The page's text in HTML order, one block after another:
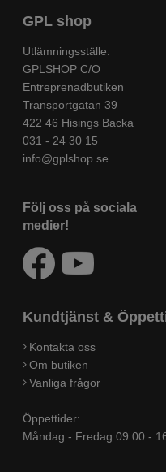
GPL shop
Utlämningsställe:
GPLSHOP C/O
Entreprenadbutiken
Transportgatan 39
422 46 Hisings Backa
031 - 24 30 15
info@gplshop.se
Följ oss på sociala
medier!
Kundtjänst &
Kontakta oss
Om butiken
Vanliga frågor
Öppettider:
Måndag - Fredag 09.00 -